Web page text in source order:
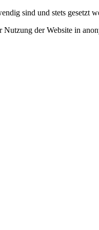
sind und stets gesetzt
der Website in